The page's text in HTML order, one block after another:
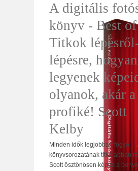
A digitális
könyv - Best
Titkok
lépésre, hogyan
legyenek
olyanok, akár a
profiké! Scott
Kelby
Minden idők legjobban fogyó
könyvsorozatának titka abban
Scott ösztönösen képes a